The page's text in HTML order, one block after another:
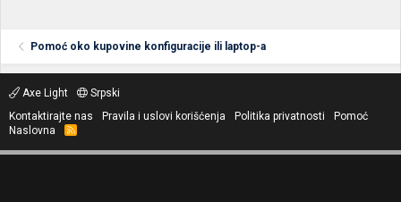
Pomoć oko kupovine konfiguracije ili laptop-a
Axe Light
Srpski
Kontaktirajte nas
Pravila i uslovi korišćenja Politika privatnosti
Pomoć
Naslovna
R
S